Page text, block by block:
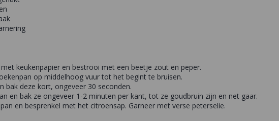
keukenpapier en bestrooi met een beetje zout en peper.
op middelhoog vuur tot het begint te bruisen.
bak deze kort, ongeveer 30 seconden.
en bak ze ongeveer 1-2 minuten per kant, tot ze goudbruin zijn en net gaar.
en besprenkel met het citroensap. Garneer met verse peterselie.